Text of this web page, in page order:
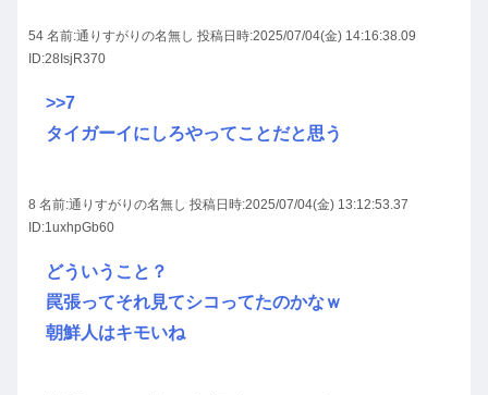
54 名前:通りすがりの名無し 投稿日時:2025/07/04(金) 14:16:38.09
ID:28IsjR370
>>7
タイガーイにしろやってことだと思う
8 名前:通りすがりの名無し 投稿日時:2025/07/04(金) 13:12:53.37
ID:1uxhpGb60
どういうこと？
罠張ってそれ見てシコってたのかなｗ
朝鮮人はキモいね